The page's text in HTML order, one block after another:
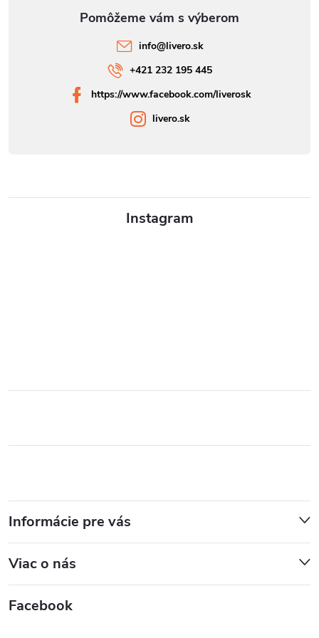
Instagram
Informácie pre vás
Viac o nás
Facebook
info@livero.sk
+421 232 195 445
https://www.facebook.com/liverosk
livero.sk